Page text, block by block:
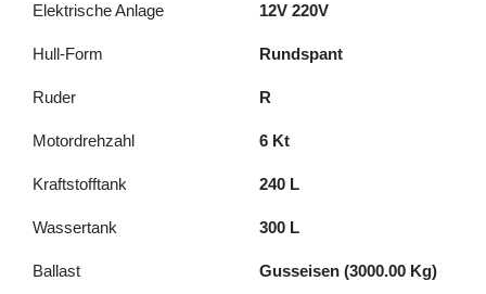
Elektrische Anlage 12V 220V
Hull-Form Rundspant
Ruder R
Motordrehzahl 6 Kt
Kraftstofftank 240 L
Wassertank 300 L
Ballast Gusseisen (3000.00 Kg)